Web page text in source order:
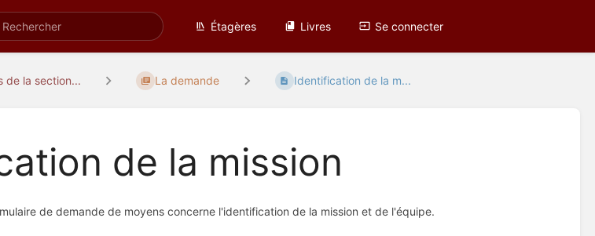
Étagères Livres Se connecter
de la section... La demande Identification de la m...
de la mission
de demande de moyens concerne l'identification de la mission et de l'équipe.